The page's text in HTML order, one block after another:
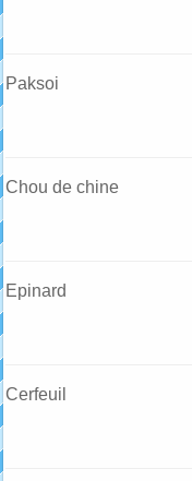
Paksoi
Chou de chine
Epinard
Cerfeuil